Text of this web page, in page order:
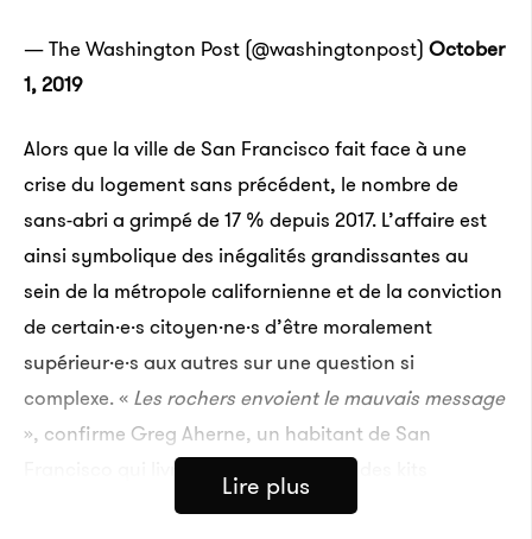
— The Washington Post (@washingtonpost) October
1, 2019
Alors que la ville de San Francisco fait face à une
crise du logement sans précédent, le nombre de
sans-abri a grimpé de 17 % depuis 2017. L’affaire est
ainsi symbolique des inégalités grandissantes au
sein de la métropole californienne et de la conviction
de certain·e·s citoyen·ne·s d’être moralement
supérieur·e·s aux autres sur une question si
complexe. « Les rochers envoient le mauvais message
», confirme Greg Aherne, un habitant de San
Francisco qui livre de la nourriture et des kits
d’hygiène aux sans-abri. « Mais cela montre à quel
Lire plus